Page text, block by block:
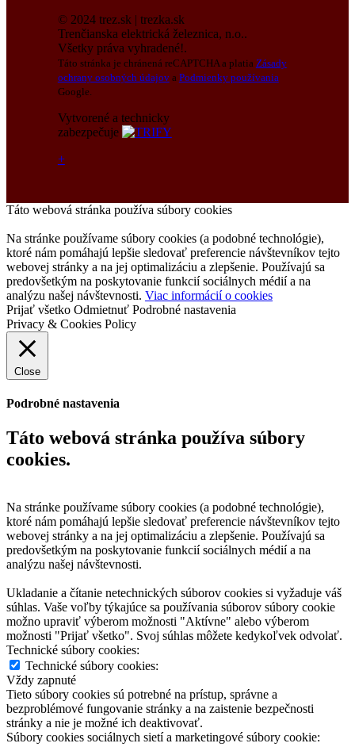
© 2024 trez.sk | trezka.sk
Trenčianska elektrická železnica, n.o..
Všetky práva vyhradené!.
Táto stránka je chránená reCAPTCHA a platia Zásady
ochrany osobných údajova Podmienky používania
Google.
Vytvorené a technicky
zabezpečuje
+
Táto webová stránka používa súbory cookies
Na stránke používame súbory cookies (a podobné technológie),
ktoré nám pomáhajú lepšie sledovať preferencie návštevníkov tejto
webovej stránky a na jej optimalizáciu a zlepšenie. Používajú sa
predovšetkým na poskytovanie funkcií sociálnych médií a na
analýzu našej návštevnosti. Viac informácií o cookies
Prijať všetko Odmietnuť Podrobné nastavenia
Privacy & Cookies Policy
Close
Podrobné nastavenia
Táto webová stránka používa súbory
cookies.
Na stránke používame súbory cookies (a podobné technológie),
ktoré nám pomáhajú lepšie sledovať preferencie návštevníkov tejto
webovej stránky a na jej optimalizáciu a zlepšenie. Používajú sa
predovšetkým na poskytovanie funkcií sociálnych médií a na
analýzu našej návštevnosti.
Ukladanie a čítanie netechnických súborov cookies si vyžaduje váš
súhlas. Vaše voľby týkajúce sa používania súborov súbory cookie
možno upraviť výberom možnosti "Aktívne" alebo výberom
možnosti "Prijať všetko". Svoj súhlas môžete kedykoľvek odvolať.
Technické súbory cookies:
Technické súbory cookies:
Vždy zapnuté
Tieto súbory cookies sú potrebné na prístup, správne a
bezproblémové fungovanie stránky a na zaistenie bezpečnosti
stránky a nie je možné ich deaktivovať.
Súbory cookies sociálnych sietí a marketingové súbory cookie: